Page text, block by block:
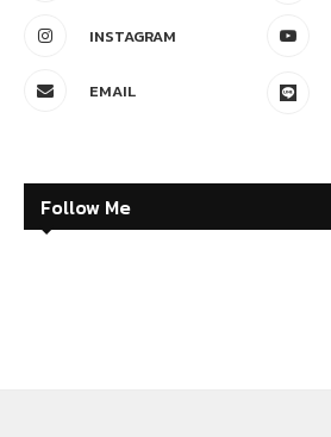
INSTAGRAM
EMAIL
Follow Me